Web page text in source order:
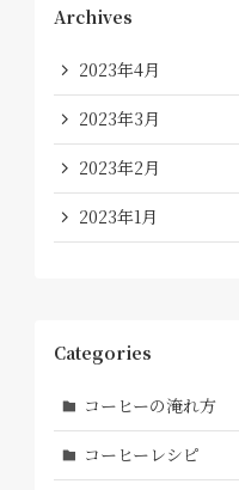
Archives
2023年4月
2023年3月
2023年2月
2023年1月
Categories
コーヒーの淹れ方
コーヒーレシピ